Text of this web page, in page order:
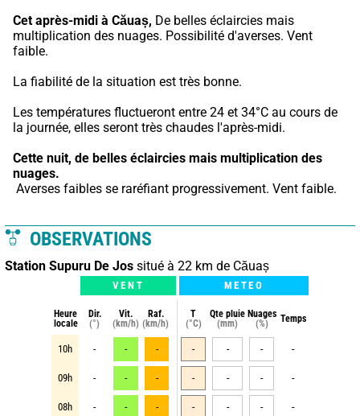
Cet après-midi à Căuaș, De belles éclaircies mais
multiplication des nuages. Possibilité d'averses. Vent
faible.
La fiabilité de la situation est très bonne.
Les températures fluctueront entre 24 et 34°C au cours de
la journée, elles seront très chaudes l'après-midi.
Cette nuit, de belles éclaircies mais multiplication des
nuages.
Averses faibles se raréfiant progressivement. Vent faible.
OBSERVATIONS
Station Supuru De Jos situé à 22 km de Căuaș
VENT METEO
Heure
locale
Dir.
(°)
Vit.
(km/h)
Raf.
(km/h)
T
(°C)
Qte pluie
(mm)
Nuages
(%)
Temps
10h - - - - - - -
09h - - - - - - -
08h - - - - - - -